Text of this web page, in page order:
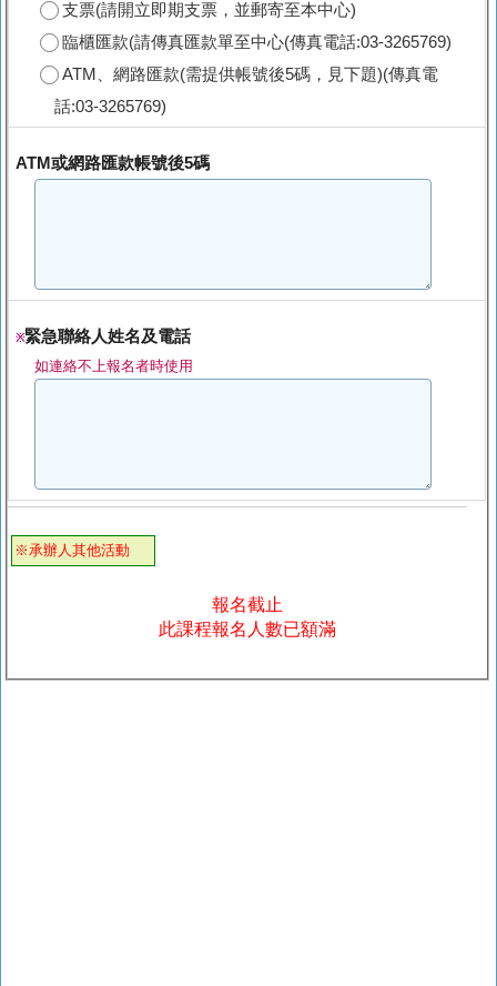
支票(請開立即期支票，並郵寄至本中心)
臨櫃匯款(請傳真匯款單至中心(傳真電話:03-3265769)
ATM、網路匯款(需提供帳號後5碼，見下題)(傳真電
話:03-3265769)
ATM或網路匯款帳號後5碼
※緊急聯絡人姓名及電話
如連絡不上報名者時使用
※承辦人其他活動
報名截止
此課程報名人數已額滿